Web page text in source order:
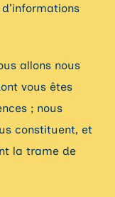
allons nous
vous êtes
; nous
constituent, et
la trame de